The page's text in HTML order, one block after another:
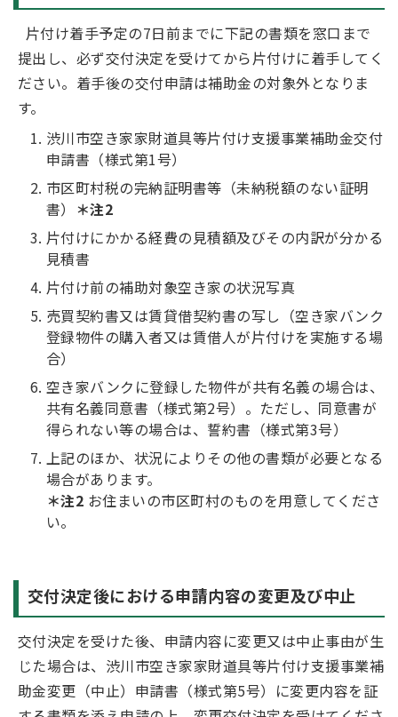
片付け着手予定の7日前までに下記の書類を窓口まで
提出し、必ず交付決定を受けてから片付けに着手してく
ださい。着手後の交付申請は補助金の対象外となりま
す。
渋川市空き家家財道具等片付け支援事業補助金交付
申請書（様式第1号）
市区町村税の完納証明書等（未納税額のない証明
書） ＊注2
片付けにかかる経費の見積額及びその内訳が分かる
見積書
片付け前の補助対象空き家の状況写真
売買契約書又は賃貸借契約書の写し（空き家バンク
登録物件の購入者又は賃借人が片付けを実施する場
合）
空き家バンクに登録した物件が共有名義の場合は、
共有名義同意書（様式第2号）。ただし、同意書が
得られない等の場合は、誓約書（様式第3号）
上記のほか、状況によりその他の書類が必要となる
場合があります。
＊注2 お住まいの市区町村のものを用意してくださ
い。
交付決定後における申請内容の変更及び中止
交付決定を受けた後、申請内容に変更又は中止事由が生
じた場合は、渋川市空き家家財道具等片付け支援事業補
助金変更（中止）申請書（様式第5号）に変更内容を証